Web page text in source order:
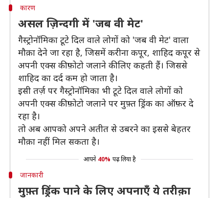
कारण
असल ज़िन्दगी में 'जब वी मेट'
गैस्ट्रोनॉमिका टूटे दिल वाले लोगों को 'जब वी मेट' वाला
मौक़ा देने जा रहा है, जिसमें करीना कपूर, शाहिद कपूर से
अपनी एक्स की फ़ोटो जलाने की लिए कहती हैं। जिससे
शाहिद का दर्द कम हो जाता है।
इसी तर्ज़ पर गैस्ट्रोनॉमिका भी टूटे दिल वाले लोगों को
अपनी एक्स की फ़ोटो जलाने पर मुफ़्त ड्रिंक का ऑफ़र दे
रहा है।
तो अब आपको अपने अतीत से उबरने का इससे बेहतर
मौक़ा नहीं मिल सकता है।
आपने 40% पढ़ लिया है
जानकारी
मुफ़्त ड्रिंक पाने के लिए अपनाएँ ये तरीक़ा